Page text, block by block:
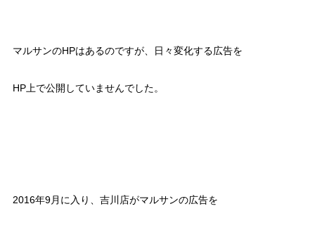
マルサンのHPはあるのですが、日々変化する広告を
HP上で公開していませんでした。
2016年9月に入り、吉川店がマルサンの広告を